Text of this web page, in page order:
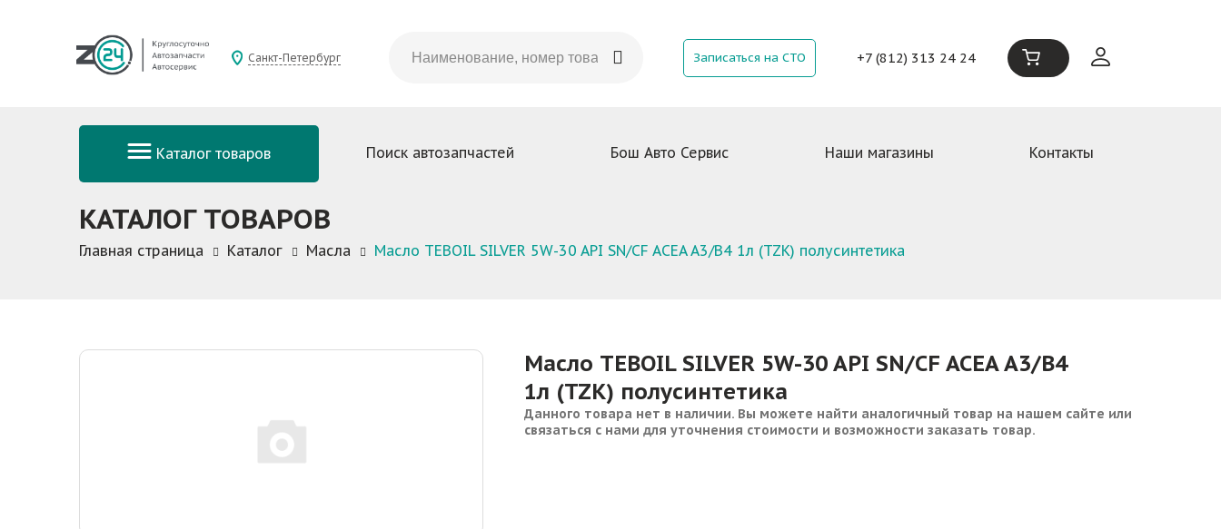
Санкт-Петербург Записаться на СТО +7 (812) 313 24 24
Каталог товаров Поиск автозапчастей Бош Авто Сервис Наши магазины Контакты
КАТАЛОГ ТОВАРОВ
Главная страница Каталог Масла Масло TEBOIL SILVER 5W-30 API SN/CF ACEA A3/B4 1л (TZK) полусинтетика
Масло TEBOIL SILVER 5W-30 API SN/CF ACEA A3/B4
1л (TZK) полусинтетика
Данного товара нет в наличии. Вы можете найти аналогичный товар на нашем сайте или
связаться с нами для уточнения стоимости и возможности заказать товар.